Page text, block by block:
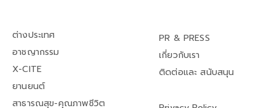
ต่างประเทศ
อาชญากรรม
X-CITE
ยานยนต์
สาธารณสุข-คุณภาพชีวิต
PR & PRESS
เกี่ยวกับเรา
ติดต่อและ สนับสนุน